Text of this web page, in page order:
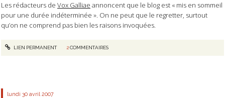
Les rédacteurs de Vox Galliae annoncent que le blog est « mis en sommeil
pour une durée indéterminée ». On ne peut que le regretter, surtout
qu’on ne comprend pas bien les raisons invoquées.
LIEN PERMANENT 2COMMENTAIRES
lundi 30 avril 2007